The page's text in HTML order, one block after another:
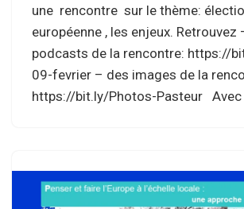
une rencontre sur le thème:
européenne , les enjeux. Retrouvez
podcasts de la rencontre: https://
09-fevrier – des images de la
https://bit.ly/Photos-Pasteur Avec